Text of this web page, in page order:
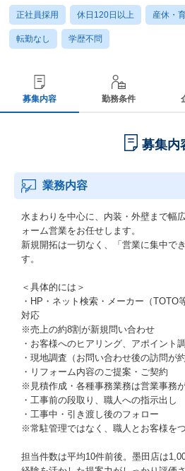
正社員採用 休日120日以上 産休・
転勤なし 学歴不問
募集内容 勤務条件
募集内
業務内容
水まわりを中心に、内装・外壁まで幅
ォーム営業をお任せします。
新規開拓は一切なく、「営業に集中で
す。
＜具体的には＞
・HP・ネット検索・メーカー（TOTO
対応
※売上の約8割が新規問い合わせ
・お客様へのヒアリング、アポイント
・現地調査（お問い合わせ後の訪問が約
・リフォーム内容のご提案・ご契約
※見積作成・各種事務業務は営業事務
・工事前の段取り、職人への指示出し
・工事中・引き渡し後のフォロー
※常駐管理ではなく、職人とお客様を
担当件数は平均10件前後。墨田店は